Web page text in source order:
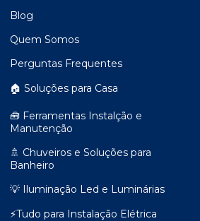
Blog
Quem Somos
Perguntas Frequentes
🏠 Soluções para Casa
🧰 Ferramentas Instalção e
Manutenção
🚿 Chuveiros e Soluções para
Banheiro
💡 Iluminação Led e Luminárias
⚡Tudo para Instalação Elétrica